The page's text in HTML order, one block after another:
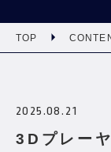
TOP
2025.08.21
3Dプレー